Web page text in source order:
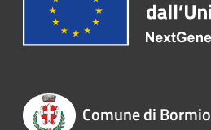
Comune di Bormio